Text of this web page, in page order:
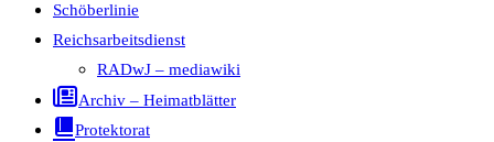
Schöberlinie
Reichsarbeitsdienst
RADwJ – mediawiki
Archiv – Heimatblätter
Protektorat